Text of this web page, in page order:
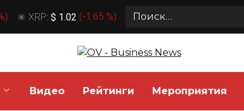
) XRP: $ 1.02 (-1.65 %)
Search
Видео Рейтинги Мероприятия